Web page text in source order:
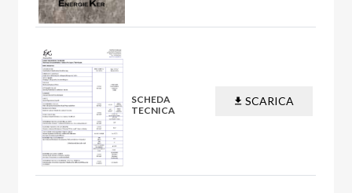
SCHEDA
TECNICA
SCARICA